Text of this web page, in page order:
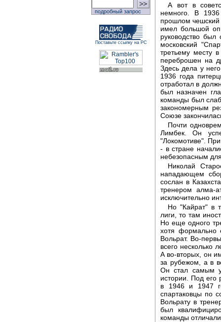
подробный запрос
Поставьте ссылку на РС
А вот в
немного. В
прошлом
имел большой
руководство
московский
третьему месту
переброшен на
Здесь дела у
1936 года
отработал в
был назначен
команды был
закономерным
Союзе
Почти
Лимбек. Он
"Локомотиве".
- в стране
небезопасным
Николай
нападающем
сослан в
тренером алма-
исключительно
Но "Кайрат" в
лиги, то там
Но еще одного
хотя формально
Вольрат. Во-
всего несколько
А во-вторых, он
за рубежом, а в
Он стал самым
истории. Под его
в 1946 и 1947
спартаковцы по
Вольрату в
был
команды